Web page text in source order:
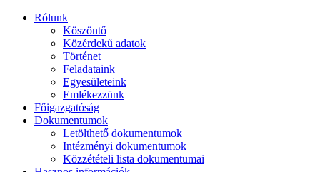
Rólunk
Köszöntő
Közérdekű adatok
Történet
Feladataink
Egyesületeink
Emlékezzünk
Főigazgatóság
Dokumentumok
Letölthető dokumentumok
Intézményi dokumentumok
Közzétételi lista dokumentumai